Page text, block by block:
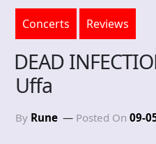
Concerts Reviews
DEAD
Uffa
By Rune Posted On 09-